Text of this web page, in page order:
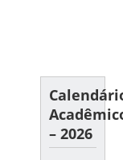
– 2026